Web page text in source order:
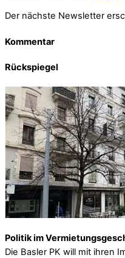
Der nächste Newsletter
Kommentar
Rückspiegel
Politik im
Die Basler PK will mit ihren